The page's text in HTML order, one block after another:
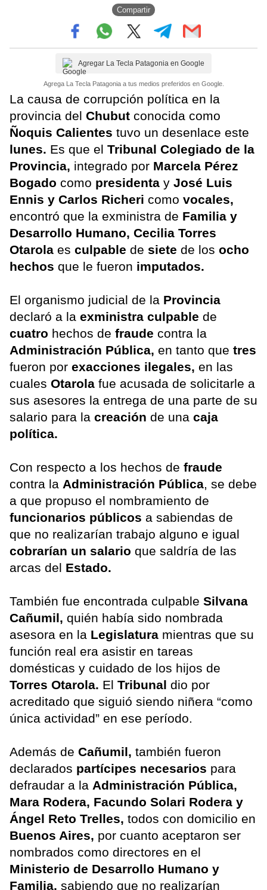
Compartir
Agregar La Tecla Patagonia en Google
Agrega La Tecla Patagonia a tus medios preferidos en Google.
La causa de corrupción política en la
provincia del Chubut conocida como
Ñoquis Calientes tuvo un desenlace este
lunes. Es que el Tribunal Colegiado de la
Provincia, integrado por Marcela Pérez
Bogado como presidenta y José Luis
Ennis y Carlos Richeri como vocales,
encontró que la exministra de Familia y
Desarrollo Humano, Cecilia Torres
Otarola es culpable de siete de los ocho
hechos que le fueron imputados.
El organismo judicial de la Provincia
declaró a la exministra culpable de
cuatro hechos de fraude contra la
Administración Pública, en tanto que tres
fueron por exacciones ilegales, en las
cuales Otarola fue acusada de solicitarle a
sus asesores la entrega de una parte de su
salario para la creación de una caja
política.
Con respecto a los hechos de fraude
contra la Administración Pública, se debe
a que propuso el nombramiento de
funcionarios públicos a sabiendas de
que no realizarían trabajo alguno e igual
cobrarían un salario que saldría de las
arcas del Estado.
También fue encontrada culpable Silvana
Cañumil, quién había sido nombrada
asesora en la Legislatura mientras que su
función real era asistir en tareas
domésticas y cuidado de los hijos de
Torres Otarola. El Tribunal dio por
acreditado que siguió siendo niñera “como
única actividad” en ese período.
Además de Cañumil, también fueron
declarados partícipes necesarios para
defraudar a la Administración Pública,
Mara Rodera, Facundo Solari Rodera y
Ángel Reto Trelles, todos con domicilio en
Buenos Aires, por cuanto aceptaron ser
nombrados como directores en el
Ministerio de Desarrollo Humano y
Familia, sabiendo que no realizarían